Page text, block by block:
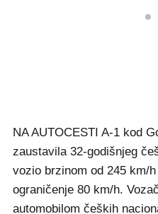
NA AUTOCESTI A-1 kod
zaustavila 32-godišnjeg
vozio brzinom od 245 km/
ograničenje 80 km/h.
automobilom čeških